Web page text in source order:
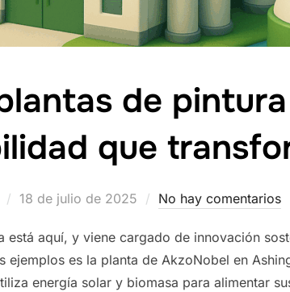
de
que
Publicado
18 de julio de 2025 No hay comentarios
aquí, y viene cargado de innovación
es la planta de AkzoNobel en
energía solar y biomasa para alimentar